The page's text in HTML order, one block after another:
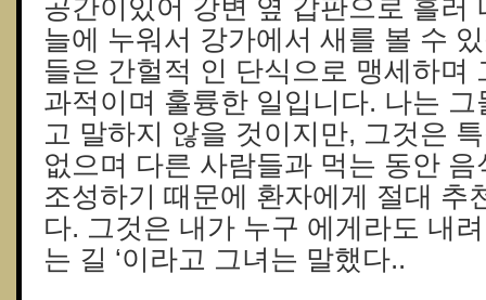
공간이있어 강변 옆 갑판으로 흘러
늘에 누워서 강가에서 새를 볼 수
들은 간헐적 인 단식으로 맹세하며
과적이며 훌륭한 일입니다. 나는
고 말하지 않을 것이지만, 그것은
없으며 다른 사람들과 먹는 동안
조성하기 때문에 환자에게 절대 추
다. 그것은 내가 누구 에게라도 내
는 길 ‘이라고 그녀는 말했다..